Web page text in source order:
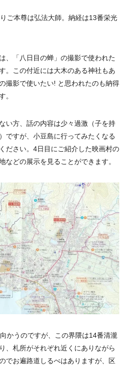
ご本尊は弘法大師。納経は13番栄光
、「八日目の蝉」の撮影で使われた
。この付近には大木のある神社もあ
撮影で使いたい! と思われたのも納得
。
い方、話の内容は少々過激（子を持
ですが、小豆島に行ってみたくなる
ださい。4日目にご紹介した映画村の
などの展示を見ることができます。
かうのですが、この界隈は14番清瀧
、札所がそれぞれ近くにありながら
でお遍路道しるべはありますが、区